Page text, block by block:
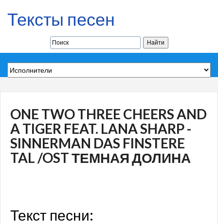
Тексты песен
ONE TWO THREE CHEERS AND
A TIGER FEAT. LANA SHARP -
SINNERMAN DAS FINSTERE
TAL /OST ТЕМНАЯ ДОЛИНА
Текст песни: